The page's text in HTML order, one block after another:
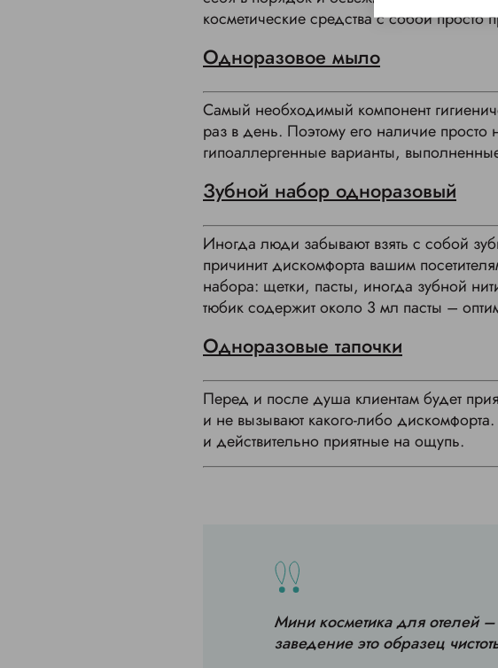
косметические средства с собой просто
Одноразовое мыло
Самый необходимый компонент
раз в день. Поэтому его наличие
гипоаллергенные варианты,
Зубной набор одноразовый
Иногда люди забывают взять с собой
причинит дискомфорта вашим
набора: щетки, пасты, иногда зубной
тюбик содержит около 3 мл пасты –
Одноразовые тапочки
Перед и после душа клиентам будет
и не вызывают какого-либо
и действительно приятные на ощупь.
Мини косметика для отелей –
заведение это образец